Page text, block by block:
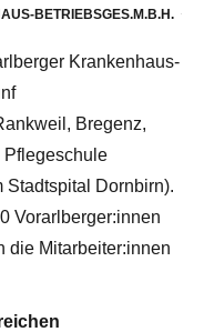
BETRIEBSGES.M.B.H.
Krankenhaus-
Bregenz,
Pflegeschule
Stadtspital Dornbirn).
Vorarlberger:innen
die Mitarbeiter:innen